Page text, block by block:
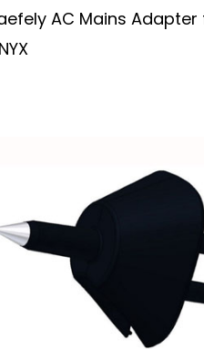
AC Mains Adapter